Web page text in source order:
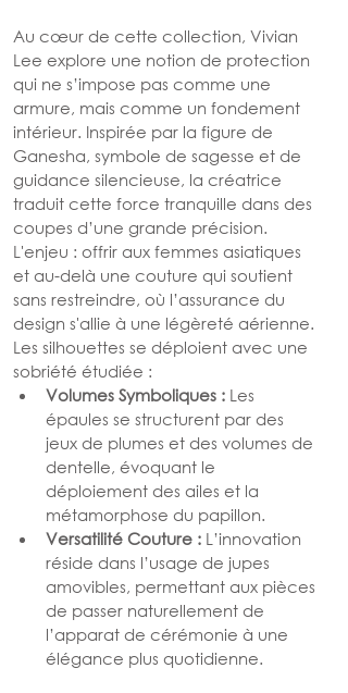
Au cœur de cette collection, Vivian
Lee explore une notion de protection
qui ne s’impose pas comme une
armure, mais comme un fondement
intérieur. Inspirée par la figure de
Ganesha, symbole de sagesse et de
guidance silencieuse, la créatrice
traduit cette force tranquille dans des
coupes d’une grande précision.
L'enjeu : offrir aux femmes asiatiques
et au-delà une couture qui soutient
sans restreindre, où l’assurance du
design s'allie à une légèreté aérienne.
Les silhouettes se déploient avec une
sobriété étudiée :
Volumes Symboliques : Les
épaules se structurent par des
jeux de plumes et des volumes de
dentelle, évoquant le
déploiement des ailes et la
métamorphose du papillon.
Versatilité Couture : L’innovation
réside dans l’usage de jupes
amovibles, permettant aux pièces
de passer naturellement de
l’apparat de cérémonie à une
élégance plus quotidienne.